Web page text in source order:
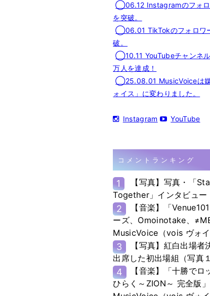
◯06.12 Instagramのフォロ
を突破。
◯06.01 TikTokのフォロワ
破。
◯10.11 YouTubeチャンネ
万人を達成！
◯25.08.01 MusicVoiceは
ォイス」に変わりました。
Instagram YouTube
コメントランキング
1
【写真】写真・「
Together」インタビュー
2
【音楽】「
ーズ、Omoinotake、
MusicVoice（vois ヴォイ
3
【写真】紅白出場者
出席した初出場組（写真
4
【音楽】「十勝でロ
ひらく～ZION～ 完全版」